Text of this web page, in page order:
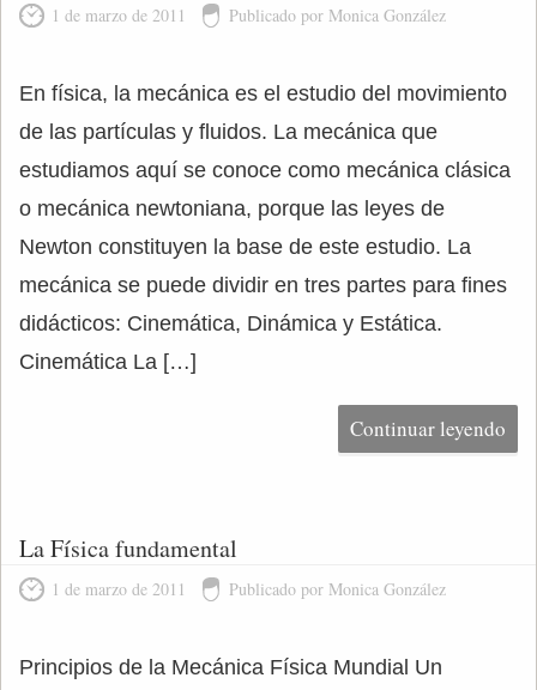
1 de marzo de 2011 Publicado por Monica González
En física, la mecánica es el estudio del movimiento
de las partículas y fluidos. La mecánica que
estudiamos aquí se conoce como mecánica clásica
o mecánica newtoniana, porque las leyes de
Newton constituyen la base de este estudio. La
mecánica se puede dividir en tres partes para fines
didácticos: Cinemática, Dinámica y Estática.
Cinemática La […]
Continuar leyendo
La Física fundamental
1 de marzo de 2011 Publicado por Monica González
Principios de la Mecánica Física Mundial Un